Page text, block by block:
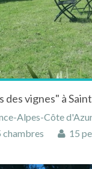
Alpes-Côte
chambres 15